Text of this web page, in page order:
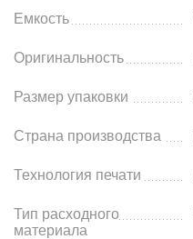
Емкость
Оригинальность
Размер упаковки
Страна производства
Технология печати
Тип расходного
материала